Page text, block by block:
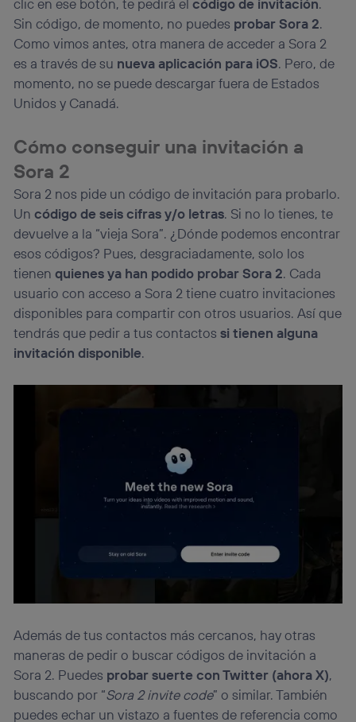
clic en ese botón, te pedirá elcódigo de invitación.
Sin código, de momento, no puedes probar Sora 2.
Como vimos antes, otra manera de acceder a Sora 2
es a través de su nueva aplicación para iOS. Pero, de
momento, no se puede descargar fuera de Estados
Unidos y Canadá.
Cómo conseguir una invitación a
Sora 2
Sora 2 nos pide un código de invitación para probarlo.
Uncódigo de seis cifras y/o letras. Si no lo tienes, te
devuelve a la “vieja Sora”. ¿Dónde podemos encontrar
esos códigos? Pues, desgraciadamente, solo los
tienenquienes ya han podido probar Sora 2. Cada
usuario con acceso a Sora 2 tiene cuatro invitaciones
disponibles para compartir con otros usuarios. Así que
tendrás que pedir a tus contactossi tienen alguna
invitación disponible.
Además de tus contactos más cercanos, hay otras
maneras de pedir o buscar códigos de invitación a
Sora 2. Puedes probar suerte con Twitter (ahora X),
buscando por “Sora 2 invite code” o similar. También
puedes echar un vistazo a fuentes de referencia como